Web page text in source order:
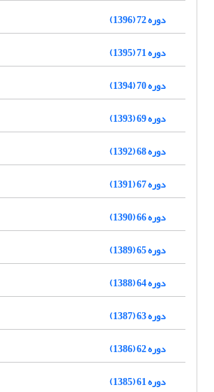
دوره 72 (1396)
دوره 71 (1395)
دوره 70 (1394)
دوره 69 (1393)
دوره 68 (1392)
دوره 67 (1391)
دوره 66 (1390)
دوره 65 (1389)
دوره 64 (1388)
دوره 63 (1387)
دوره 62 (1386)
دوره 61 (1385)